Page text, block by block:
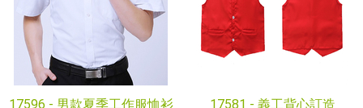
17596 - 男款夏季工作服恤衫 17581 - 義工背心訂造